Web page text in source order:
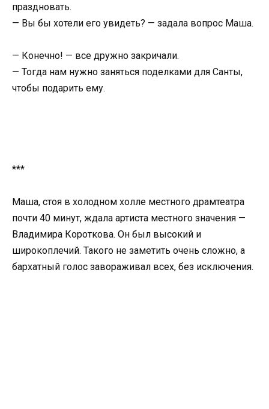
праздновать.
— Вы бы хотели его увидеть? — задала вопрос Маша.
— Конечно! — все дружно закричали.
— Тогда нам нужно заняться поделками для Санты,
чтобы подарить ему.
***
Маша, стоя в холодном холле местного драмтеатра
почти 40 минут, ждала артиста местного значения —
Владимира Короткова. Он был высокий и
широкоплечий. Такого не заметить очень сложно, а
бархатный голос завораживал всех, без исключения.